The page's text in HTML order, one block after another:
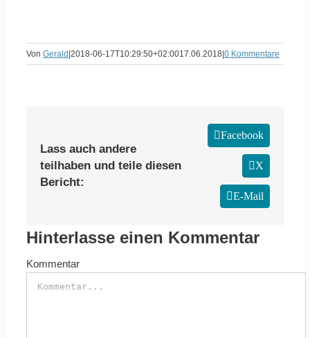
Von Gerald 2018-06-17T10:29:50+02:0017.06.2018 0 Kommentare
Lass auch andere
teilhaben und teile diesen
Bericht:
Facebook
X
E-Mail
Hinterlasse einen Kommentar
Kommentar